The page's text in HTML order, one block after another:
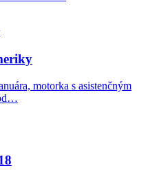
motorka s asistenčným